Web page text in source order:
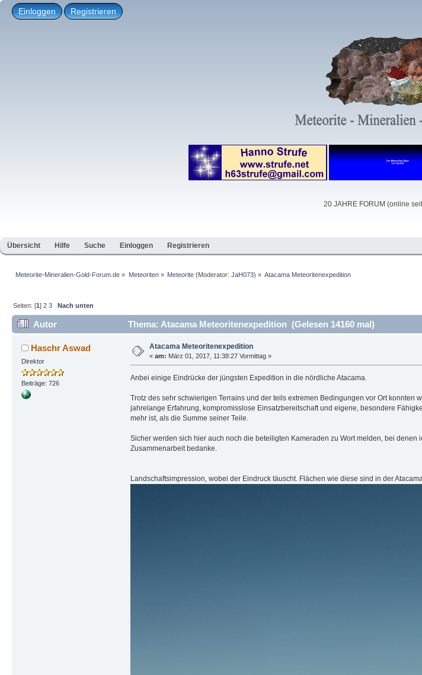
Einloggen Registrieren
20 JAHRE FORUM (online
Übersicht Hilfe Suche Einloggen Registrieren
Meteorite-Mineralien-Gold-Forum.de » Meteoriten» Meteorite(Moderator: JaH073) » Atacama Meteoritenexpedition
Seiten: [1]2 3 Nach unten
Autor Thema: Atacama Meteoritenexpedition (Gelesen 14160 mal)
Haschr Aswad
Direktor
Beiträge: 726
Atacama Meteoritenexpedition
« am: März 01, 2017, 11:38:27 Vormittag »
Anbei einige Eindrücke der jüngsten Expedition in die nördliche Atacama.
Trotz des sehr schwierigen Terrains und der teils extremen Bedingungen vor Ort
jahrelange Erfahrung, kompromisslose Einsatzbereitschaft und eigene, besondere
mehr ist, als die Summe seiner Teile.
Sicher werden sich hier auch noch die beteiligten Kameraden zu Wort melden, bei
Zusammenarbeit bedanke.
Landschaftsimpression, wobei der Eindruck täuscht. Flächen wie diese sind in der